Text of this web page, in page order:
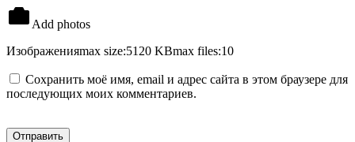
Add photos
Изображенияmax size:5120 KBmax files:10
Сохранить моё имя, email и адрес сайта в этом браузере для
последующих моих комментариев.